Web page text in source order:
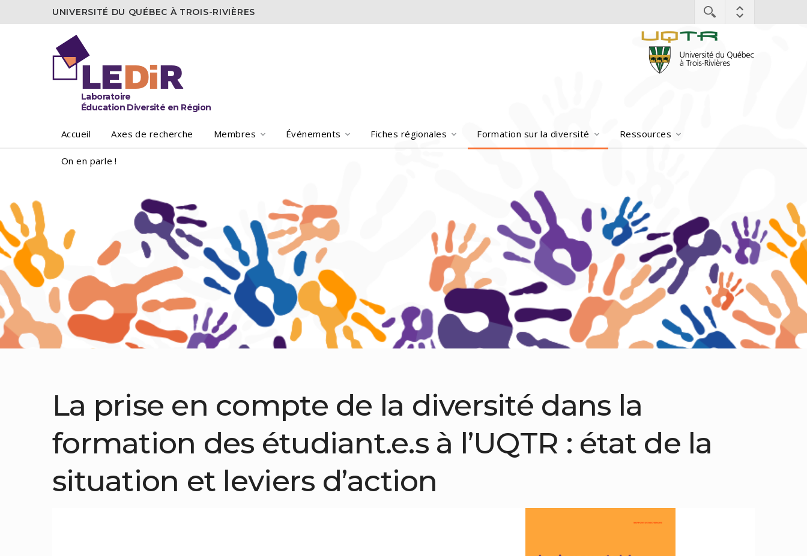
UNIVERSITÉ DU QUÉBEC À TROIS-RIVIÈRES
LEDiR
Laboratoire
Éducation Diversité en Région
Accueil Axes de recherche Membres Événements Fiches régionales Formation sur la diversité Ressources
On en parle !
La prise en compte de la diversité dans la
formation des étudiant.e.s à l’UQTR : état de la
situation et leviers d’action